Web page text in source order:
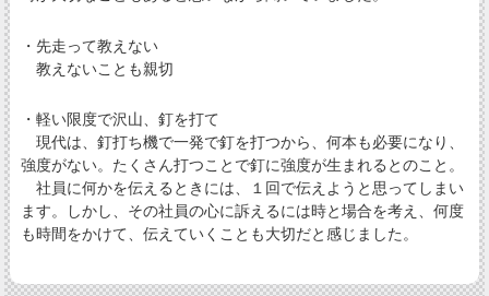
・先走って教えない
教えないことも親切
・軽い限度で沢山、釘を打て
現代は、釘打ち機で一発で釘を打つから、何本も必要になり、
強度がない。たくさん打つことで釘に強度が生まれるとのこと。
社員に何かを伝えるときには、１回で伝えようと思ってしまい
ます。しかし、その社員の心に訴えるには時と場合を考え、何度
も時間をかけて、伝えていくことも大切だと感じました。